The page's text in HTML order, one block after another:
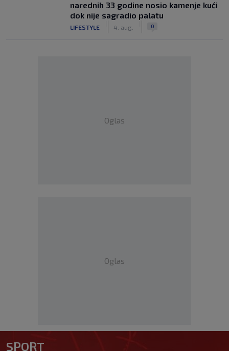
narednih 33 godine nosio kamenje kući
dok nije sagradio palatu
LIFESTYLE 4. aug. 0
Oglas
Oglas
SPORT